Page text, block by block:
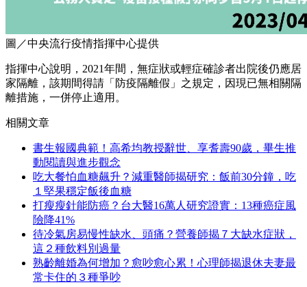
圖／中央流行疫情指揮中心提供
指揮中心說明，2021年間，無症狀或輕症確診者出院後仍應居
家隔離，該期間得請「防疫隔離假」之規定，因現已無相關隔
離措施，一併停止適用。
相關文章
書生報國典範！高希均教授辭世、享耆壽90歲，畢生推
動閱讀與進步觀念
吃大餐怕血糖飆升？減重醫師揭研究：飯前30分鐘，吃
１堅果穩定飯後血糖
打瘦瘦針能防癌？台大醫16萬人研究證實：13種癌症風
險降41%
待冷氣房易慢性缺水、頭痛？營養師揭７大缺水症狀，
這２種飲料別過量
熟齡離婚為何增加？愈吵愈心累！心理師揭退休夫妻最
常卡住的３種爭吵